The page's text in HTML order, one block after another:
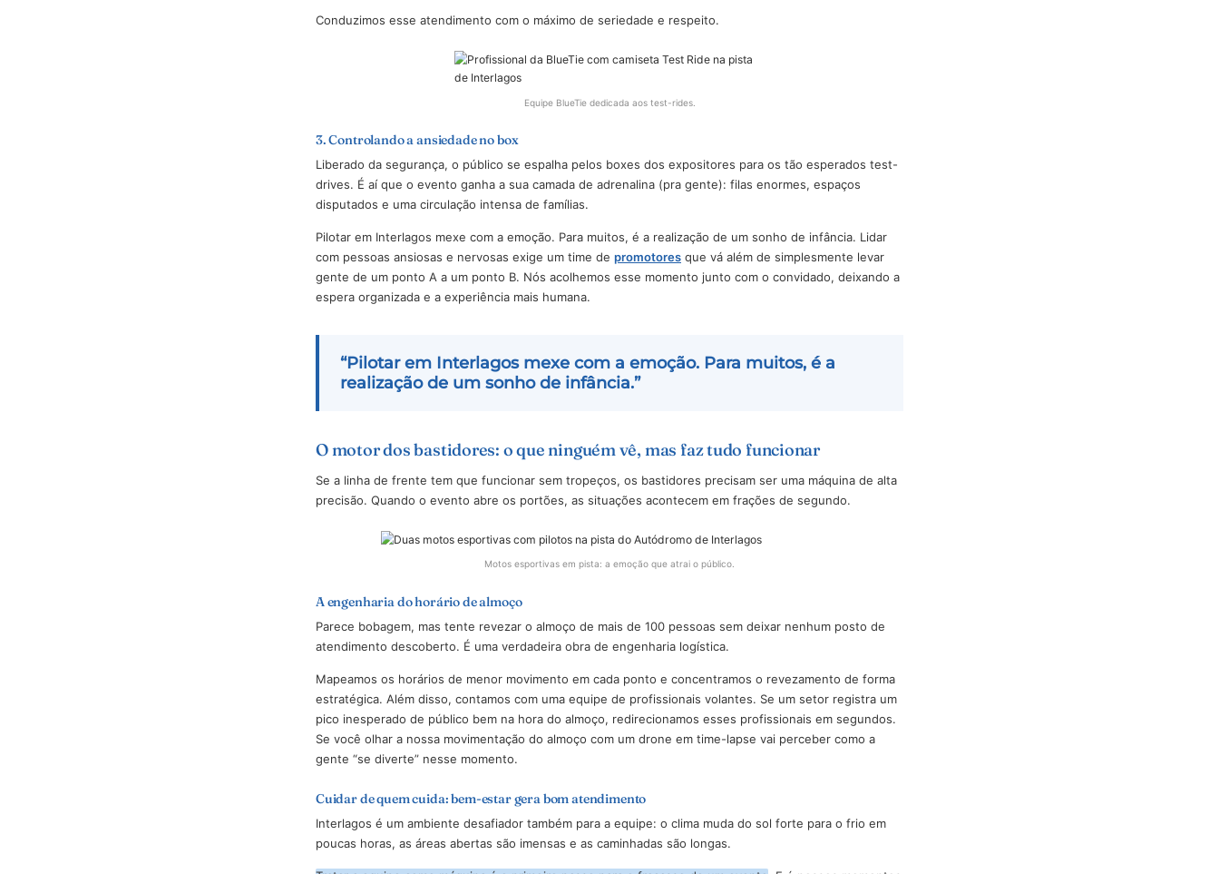
2. Tolerância zero e segurança em primeiro lugar
pistas de baixa cilindrada, o participante passa pela nossa “barreira” de segurança:
Conferimos a validade e o tempo de emissão da CNH.
Aplicamos o teste do bafômetro individualmente. Teve qualquer alteração? Não entra na pista.
Conduzimos esse atendimento com o máximo de seriedade e respeito.
Equipe BlueTie dedicada aos test-rides.
drives. É aí que o evento ganha a sua camada de adrenalina (pra gente): filas enormes, espaços
disputados e uma circulação intensa de famílias.
com pessoas ansiosas e nervosas exige um time depromotoresque vá além de simplesmente levar
espera organizada e a experiência mais humana.
“Pilotar em Interlagos mexe com a emoção. Para muitos, é a
O motor dos bastidores: o que ninguém vê, mas faz tudo funcionar
Se a linha de frente tem que funcionar sem tropeços, os bastidores precisam ser uma máquina de alta
precisão. Quando o evento abre os portões, as situações acontecem em frações de segundo.
A engenharia do horário de almoço
Parece bobagem, mas tente revezar o almoço de mais de 100 pessoas sem deixar nenhum posto de